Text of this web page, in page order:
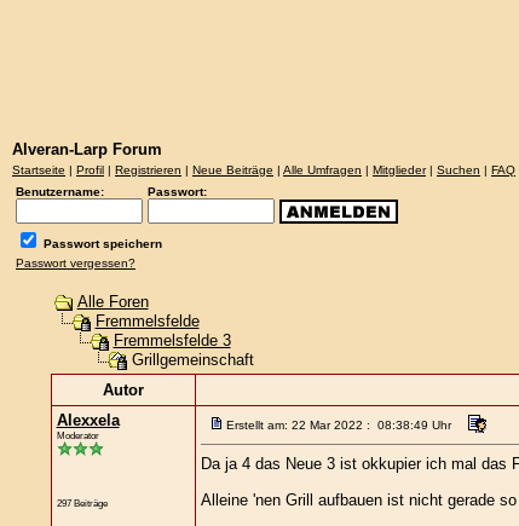
Alveran-Larp Forum
Startseite | Profil | Registrieren | Neue Beiträge | Alle Umfragen | Mitglieder| Suchen | FAQ
Benutzername:
Passwort:
Passwort speichern
Passwort vergessen?
Alle Foren
Fremmelsfelde
Fremmelsfelde 3
Grillgemeinschaft
Autor
Alexxela
Moderator
297 Beiträge
Erstellt am: 22 Mar 2022 : 08:38:49 Uhr
Da ja 4 das Neue 3 ist okkupier ich mal das
Alleine 'nen Grill aufbauen ist nicht gerade